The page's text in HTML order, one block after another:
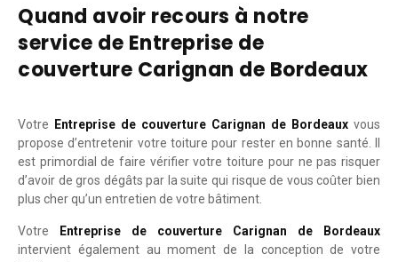
Quand avoir recours à notre
service de Entreprise de
couverture Carignan de Bordeaux
Votre Entreprise de couverture Carignan de Bordeaux vous
propose d’entretenir votre toiture pour rester en bonne santé. Il
est primordial de faire vérifier votre toiture pour ne pas risquer
d’avoir de gros dégâts par la suite qui risque de vous coûter bien
plus cher qu’un entretien de votre bâtiment.
Votre
Entreprise de couverture Carignan de Bordeaux
intervient également au moment de la conception de votre